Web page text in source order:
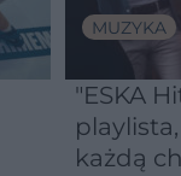
MUZYKA
"ESKA
każdą